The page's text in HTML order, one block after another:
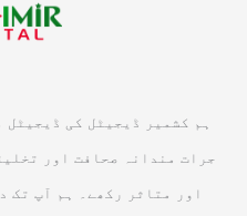
ہم کشمیر ڈیجیٹل کی
جرات مندانہ صحافت اور
اور متاثر رکھے۔ ہم آپ تک